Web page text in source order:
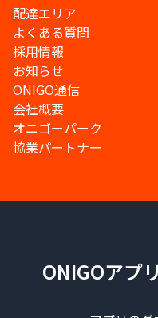
配達エリア
よくある質問
採用情報
お知らせ
ONIGO通信
会社概要
オニゴーパーク
協業パートナー
ONIGOアプ